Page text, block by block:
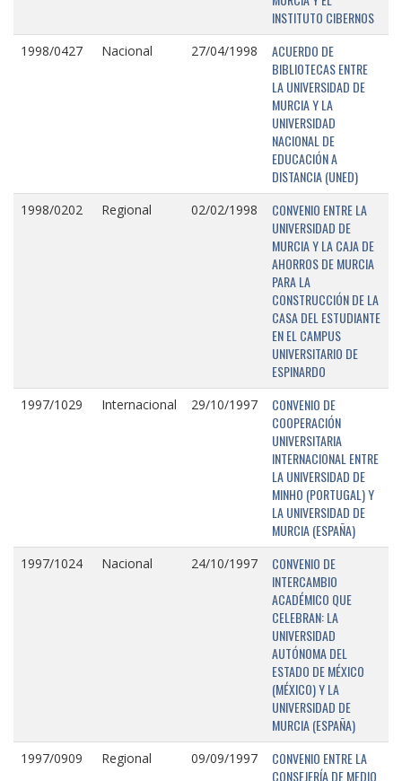
INSTITUTO CIBERNOS
1998/0427 Nacional 27/04/1998
ACUERDO DE
BIBLIOTECAS ENTRE
LA UNIVERSIDAD DE
MURCIA Y LA
UNIVERSIDAD
NACIONAL DE
EDUCACIÓN A
DISTANCIA (UNED)
1998/0202 Regional 02/02/1998
CONVENIO ENTRE LA
UNIVERSIDAD DE
MURCIA Y LA CAJA DE
AHORROS DE MURCIA
PARA LA
CONSTRUCCIÓN DE LA
CASA DEL ESTUDIANTE
EN EL CAMPUS
UNIVERSITARIO DE
ESPINARDO
1997/1029 Internacional 29/10/1997
CONVENIO DE
COOPERACIÓN
UNIVERSITARIA
INTERNACIONAL ENTRE
LA UNIVERSIDAD DE
MINHO (PORTUGAL) Y
LA UNIVERSIDAD DE
MURCIA (ESPAÑA)
1997/1024 Nacional 24/10/1997
CONVENIO DE
INTERCAMBIO
ACADÉMICO QUE
CELEBRAN: LA
UNIVERSIDAD
AUTÓNOMA DEL
ESTADO DE MÉXICO
(MÉXICO) Y LA
UNIVERSIDAD DE
MURCIA (ESPAÑA)
1997/0909 Regional 09/09/1997
CONVENIO ENTRE LA
CONSEJERÍA DE MEDIO